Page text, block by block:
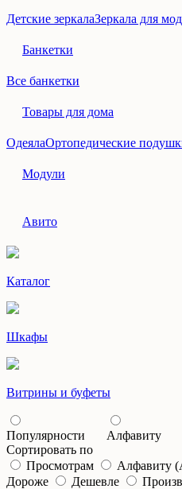
Детские зеркалаЗеркала для
Банкетки
Все банкетки
Товары для дома
ОдеялаОртопедические
Модули
Авито
Каталог
Шкафы
Витрины и буфеты
Популярности Алфавиту
Сортировать по
Просмотрам
Алфавиту
Дороже
Дешевле